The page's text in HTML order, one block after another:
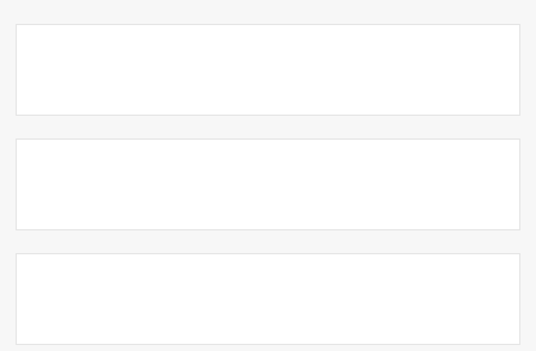
Tesso